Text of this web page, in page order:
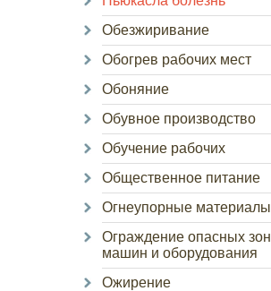
Обезжиривание
Обогрев рабочих мест
Обоняние
Обувное производство
Обучение рабочих
Общественное питание
Огнеупорные материалы
Ограждение опасных зон
машин и оборудования
Ожирение